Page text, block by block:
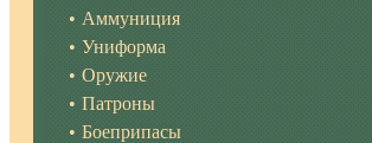
Аммуниция
Униформа
Оружие
Патроны
Боеприпасы